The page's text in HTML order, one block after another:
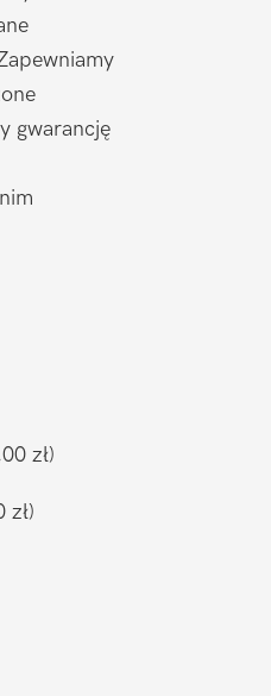
gwarancję
zł)
zł)